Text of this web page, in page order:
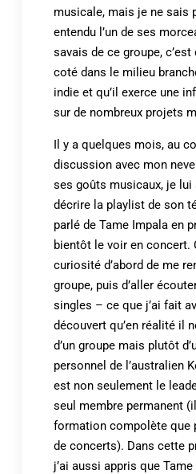
musicale, mais je ne sais
entendu l’un de ses
savais de ce groupe,
coté dans le milieu
indie et qu’il exerce une
sur de nombreux projets
Il y a quelques mois, au
discussion avec mon
ses goûts musicaux, je lui
décrire la playlist de son
parlé de Tame Impala en
bientôt le voir en concert.
curiosité d’abord de me
groupe, puis d’aller
singles – ce que j’ai fait
découvert qu’en réalité il
d’un groupe mais plutôt
personnel de l’australien
est non seulement le
seul membre permanent (il
formation compolète que
de concerts). Dans cette
j’ai aussi appris que